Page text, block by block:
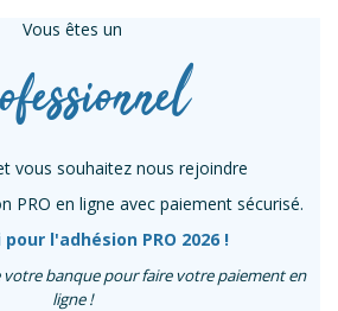
Vous êtes un
vous souhaitez nous rejoindre
PRO en ligne avec paiement sécurisé.
l'adhésion PRO 2026 !
banque pour faire votre paiement en
ligne !